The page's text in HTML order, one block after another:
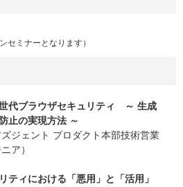
セミナーとなります）
代ブラウザセキュリティ ～ 生成
止の実現方法 ～
ジェント プロダクト本部技術営業
ア）
ティにおける「悪用」と「活用」